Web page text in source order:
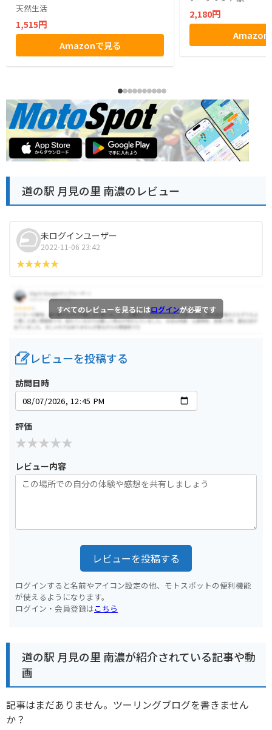
天然生活
1,515円
Amazonで見る
2,180円
Amazon
道の駅 月見の里 南濃のレビュー
未ログインユーザー
2022-11-06 23:42
すべてのレビューを見るにはログインが必要です
レビューを投稿する
訪問日時
評価
レビュー内容
レビューを投稿する
ログインすると名前やアイコン設定の他、モトスポットの便利機能
が使えるようになります。
ログイン・会員登録はこちら
道の駅 月見の里 南濃が紹介されている記事や動
画
記事はまだありません。ツーリングブログを書きません
か？